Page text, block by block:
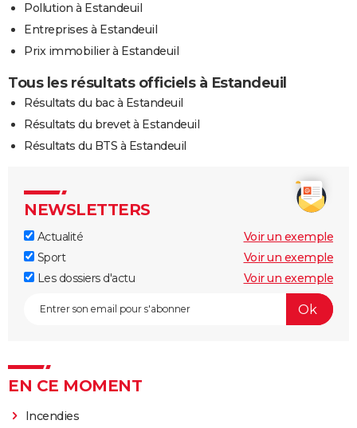
Pollution à Estandeuil
Entreprises à Estandeuil
Prix immobilier à Estandeuil
Tous les résultats officiels à Estandeuil
Résultats du bac à Estandeuil
Résultats du brevet à Estandeuil
Résultats du BTS à Estandeuil
NEWSLETTERS
Actualité
Voir un exemple
Sport
Voir un exemple
Les dossiers d'actu
Voir un exemple
EN CE MOMENT
Incendies